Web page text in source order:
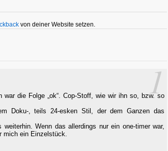
von deiner Website setzen.
1
war die Folge „ok“. Cop-Stoff, wie wir ihn so, bzw. so
Doku-, teils 24-esken Stil, der dem Ganzen das
Wenn das allerdings nur ein one-timer war,
mich ein Einzelstück.